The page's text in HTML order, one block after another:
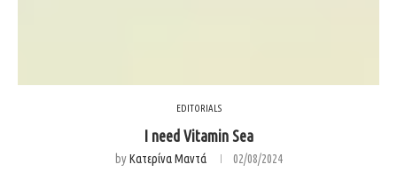
EDITORIALS
I need Vitamin Sea
byΚατερίνα Μαντά 02/08/2024